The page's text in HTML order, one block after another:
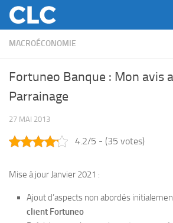
Skip to content
MACROÉCONOMIE
Fortuneo Banque : Mon avis
Parrainage
27 MAI 2013
4.2/5 - (35 votes)
Mise à jour Janvier 2021 :
Ajout d’aspects non abordés
client Fortuneo